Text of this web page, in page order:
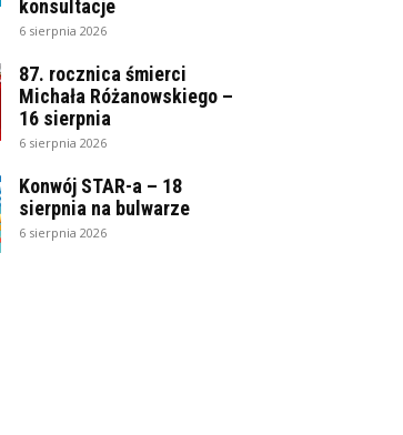
konsultacje
6 sierpnia 2026
87. rocznica śmierci
Michała Różanowskiego –
16 sierpnia
6 sierpnia 2026
Konwój STAR-a – 18
sierpnia na bulwarze
6 sierpnia 2026